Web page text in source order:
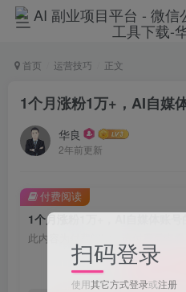
首页 运营技巧 正文
1个月涨粉1万+，AI自媒
华良
2年前更新
1个月涨粉1万+，AI自媒体账号
此内容为付费阅读，请付费后查看
￥ 9.9
付费阅读
扫码登录
使用其它方式登录或注册